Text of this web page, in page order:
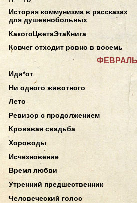
История коммунизма в рассказах
для душевнобольных
КакогоЦветаЭтаКнига
Ковчег отходит ровно в восемь
ФЕВРАЛЬ
Иди*от
Ни одного животного
Лето
Ревизор с продолжением
Кровавая свадьба
Хороводы
Исчезновение
Время любви
Утренний предшественник
Человеческий голос